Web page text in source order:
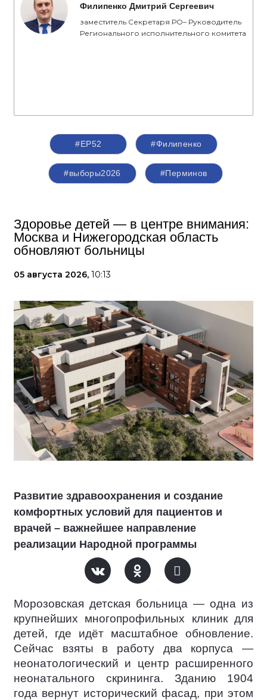
Филипенко Дмитрий Сергеевич
заместитель Секретаря РО– Руководитель
Регионального исполнительного комитета
#ЕР52 #Филипенко
#выборы2026 #Перминов
Здоровье детей — в центре внимания:
Москва и Нижегородская область
обновляют больницы
05 августа 2026, 10:13
Развитие здравоохранения и создание
комфортных условий для пациентов и
врачей – важнейшее направление
реализации Народной программы
Морозовская детская больница — одна из
крупнейших многопрофильных клиник для
детей, где идёт масштабное обновление.
Сейчас взяты в работу два корпуса —
неонатологический и центр расширенного
неонатального скрининга. Зданию 1904
года вернут исторический фасад, при этом